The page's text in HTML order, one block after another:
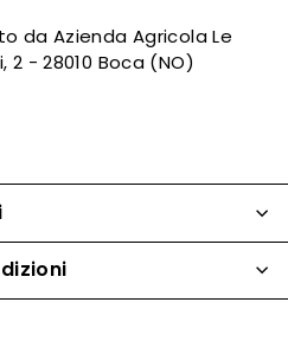
da Azienda Agricola Le
- 28010 Boca (NO)